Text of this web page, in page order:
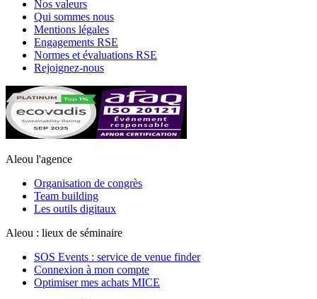
Nos valeurs
Qui sommes nous
Mentions légales
Engagements RSE
Normes et évaluations RSE
Rejoignez-nous
Aleou l'agence
Organisation de congrès
Team building
Les outils digitaux
Aleou : lieux de séminaire
SOS Events : service de venue finder
Connexion à mon compte
Optimiser mes achats MICE